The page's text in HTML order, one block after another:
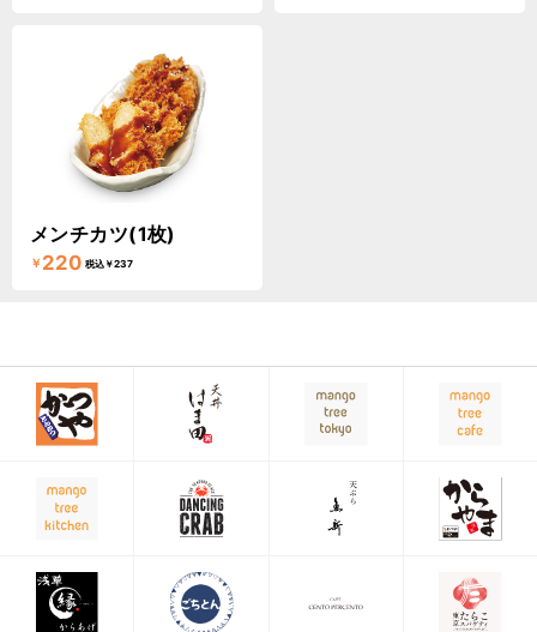
メンチカツ(1枚)
￥ 220 税込￥237